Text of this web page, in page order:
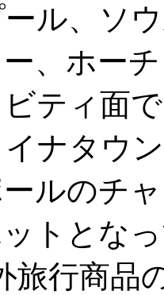
ル、ソ
、ホー
ティ面
ナタウ
ルのチ
トとな
旅行商品